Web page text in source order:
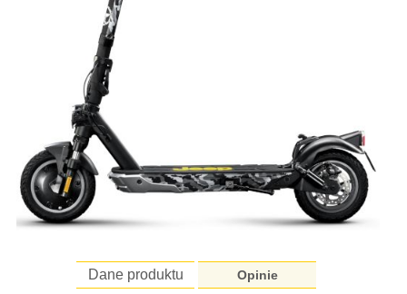
Dane produktu Opinie